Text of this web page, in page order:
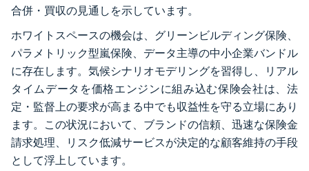
合併・買収の見通しを示しています。
ホワイトスペースの機会は、グリーンビルディング保険、
パラメトリック型嵐保険、データ主導の中小企業バンドル
に存在します。気候シナリオモデリングを習得し、リアル
タイムデータを価格エンジンに組み込む保険会社は、法
定・監督上の要求が高まる中でも収益性を守る立場にあり
ます。この状況において、ブランドの信頼、迅速な保険金
請求処理、リスク低減サービスが決定的な顧客維持の手段
として浮上しています。